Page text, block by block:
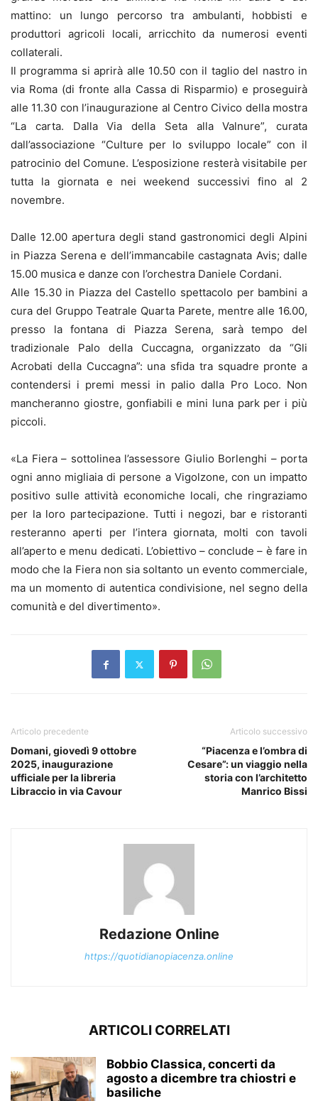
mattino: un lungo percorso tra ambulanti, hobbisti e
produttori agricoli locali, arricchito da numerosi eventi
collaterali.
Il programma si aprirà alle 10.50 con il taglio del nastro in
via Roma (di fronte alla Cassa di Risparmio) e proseguirà
alle 11.30 con l’inaugurazione al Centro Civico della mostra
“La carta. Dalla Via della Seta alla Valnure”, curata
dall’associazione “Culture per lo sviluppo locale” con il
patrocinio del Comune. L’esposizione resterà visitabile per
tutta la giornata e nei weekend successivi fino al 2
novembre.
Dalle 12.00 apertura degli stand gastronomici degli Alpini
in Piazza Serena e dell’immancabile castagnata Avis; dalle
15.00 musica e danze con l’orchestra Daniele Cordani.
Alle 15.30 in Piazza del Castello spettacolo per bambini a
cura del Gruppo Teatrale Quarta Parete, mentre alle 16.00,
presso la fontana di Piazza Serena, sarà tempo del
tradizionale Palo della Cuccagna, organizzato da “Gli
Acrobati della Cuccagna”: una sfida tra squadre pronte a
contendersi i premi messi in palio dalla Pro Loco. Non
mancheranno giostre, gonfiabili e mini luna park per i più
piccoli.
«La Fiera – sottolinea l’assessore Giulio Borlenghi – porta
ogni anno migliaia di persone a Vigolzone, con un impatto
positivo sulle attività economiche locali, che ringraziamo
per la loro partecipazione. Tutti i negozi, bar e ristoranti
resteranno aperti per l’intera giornata, molti con tavoli
all’aperto e menu dedicati. L’obiettivo – conclude – è fare in
modo che la Fiera non sia soltanto un evento commerciale,
ma un momento di autentica condivisione, nel segno della
comunità e del divertimento».
Articolo precedente
Domani, giovedì 9 ottobre
2025, inaugurazione
ufficiale per la libreria
Libraccio in via Cavour
Articolo successivo
“Piacenza e l’ombra di
Cesare”: un viaggio nella
storia con l’architetto
Manrico Bissi
Redazione Online
https://quotidianopiacenza.online
ARTICOLI CORRELATI
Bobbio Classica, concerti da
agosto a dicembre tra chiostri e
basiliche